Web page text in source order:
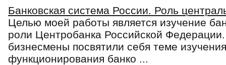
Банковская система России. Роль
Целью моей работы является изучение
роли Центробанка Российской
бизнесмены посвятили себя теме
функционирования банко ...